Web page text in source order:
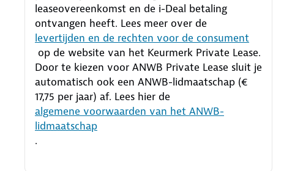
leaseovereenkomst en de i-Deal betaling
ontvangen heeft. Lees meer over de
levertijden en de rechten voor de consument
op de website van het Keurmerk Private Lease.
Door te kiezen voor ANWB Private Lease sluit je
automatisch ook een ANWB-lidmaatschap (€
17,75 per jaar) af. Lees hier de
algemene voorwaarden van het ANWB-
lidmaatschap
.